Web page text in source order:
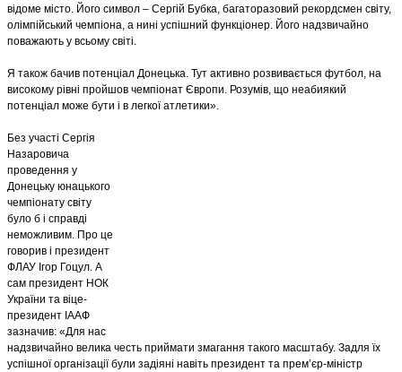
відоме місто. Його символ – Сергій Бубка, багаторазовий рекордсмен світу,
олімпійський чемпіона, а нині успішний функціонер. Його надзвичайно
поважають у всьому світі.
Я також бачив потенціал Донецька. Тут активно розвивається футбол, на
високому рівні пройшов чемпіонат Європи. Розумів, що неабиякий
потенціал може бути і в легкої атлетики».
Без участі Сергія
Назаровича
проведення у
Донецьку юнацького
чемпіонату світу
було б і справді
неможливим. Про це
говорив і президент
ФЛАУ Ігор Гоцул. А
сам президент НОК
України та віце-
президент ІААФ
зазначив: «Для нас
надзвичайно велика честь приймати змагання такого масштабу. Задля їх
успішної організації були задіяні навіть президент та прем’єр-міністр